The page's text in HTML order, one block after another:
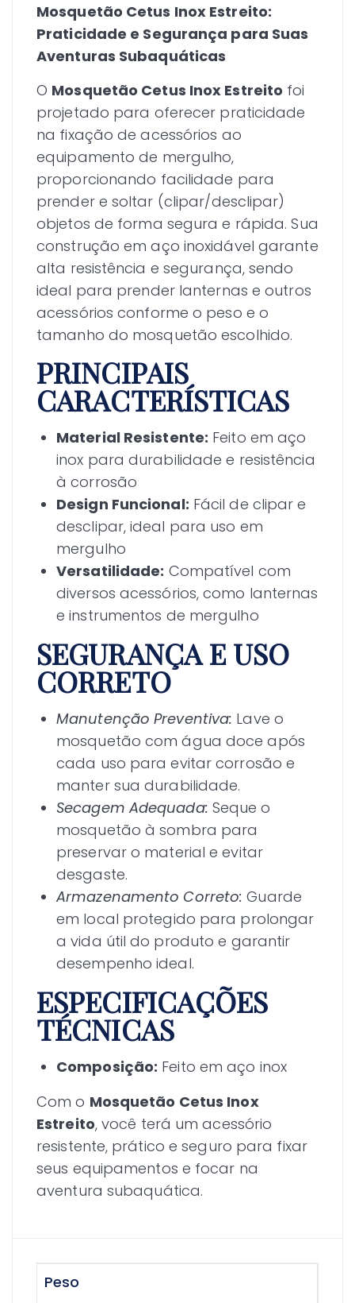
Mosquetão Cetus Inox Estreito:
Praticidade e Segurança para Suas
Aventuras Subaquáticas
O Mosquetão Cetus Inox Estreito foi
projetado para oferecer praticidade
na fixação de acessórios ao
equipamento de mergulho,
proporcionando facilidade para
prender e soltar (clipar/desclipar)
objetos de forma segura e rápida. Sua
construção em aço inoxidável garante
alta resistência e segurança, sendo
ideal para prender lanternas e outros
acessórios conforme o peso e o
tamanho do mosquetão escolhido.
PRINCIPAIS
CARACTERÍSTICAS
Material Resistente: Feito em aço
inox para durabilidade e resistência
à corrosão
Design Funcional: Fácil de clipar e
desclipar, ideal para uso em
mergulho
Versatilidade: Compatível com
diversos acessórios, como lanternas
e instrumentos de mergulho
SEGURANÇA E USO
CORRETO
Manutenção Preventiva: Lave o
mosquetão com água doce após
cada uso para evitar corrosão e
manter sua durabilidade.
Secagem Adequada: Seque o
mosquetão à sombra para
preservar o material e evitar
desgaste.
Armazenamento Correto: Guarde
em local protegido para prolongar
a vida útil do produto e garantir
desempenho ideal.
ESPECIFICAÇÕES
TÉCNICAS
Composição: Feito em aço inox
Com o Mosquetão Cetus Inox
Estreito, você terá um acessório
resistente, prático e seguro para fixar
seus equipamentos e focar na
aventura subaquática.
Peso